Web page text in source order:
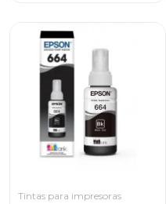
Tintas para impresoras